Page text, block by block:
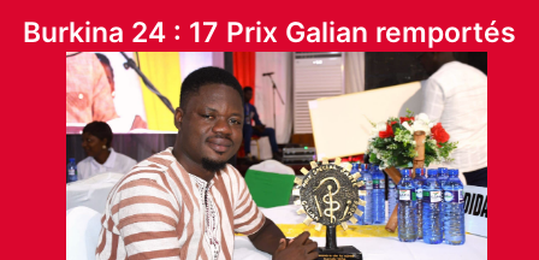
Burkina 24 : 17 Prix Galian remportés